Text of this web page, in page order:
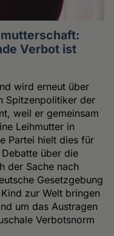
Verbot ist
wird erneut über
Spitzenpolitiker der
weil er gemeinsam
Leihmutter in
Partei hielt dies für
über die
der Sache nach
Gesetzgebung
zur Welt bringen
um das Austragen
Verbotsnorm